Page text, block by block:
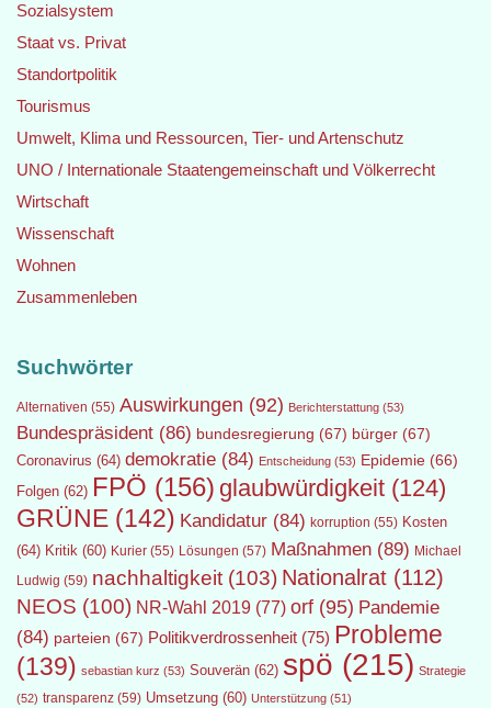
Sozialsystem
Staat vs. Privat
Standortpolitik
Tourismus
Umwelt, Klima und Ressourcen, Tier- und Artenschutz
UNO / Internationale Staatengemeinschaft und Völkerrecht
Wirtschaft
Wissenschaft
Wohnen
Zusammenleben
Suchwörter
Alternativen (55) Auswirkungen (92) Berichterstattung (53)
Bundespräsident (86) bundesregierung (67) bürger (67)
Coronavirus (64) demokratie (84) Entscheidung (53) Epidemie (66)
Folgen (62) FPÖ (156) glaubwürdigkeit (124)
GRÜNE (142) Kandidatur (84) korruption (55) Kosten
(64) Kritik (60) Kurier (55) Lösungen (57) Maßnahmen (89) Michael
Ludwig (59) nachhaltigkeit (103) Nationalrat (112)
NEOS (100) NR-Wahl 2019 (77) orf (95) Pandemie
(84) parteien (67) Politikverdrossenheit (75) Probleme
(139) sebastian kurz (53) Souverän (62) spö (215) Strategie
(52) transparenz (59) Umsetzung (60) Unterstützung (51)